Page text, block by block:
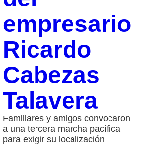
empresario
Ricardo
Cabezas
Talavera
Familiares y amigos convocaron
a una tercera marcha pacífica
para exigir su localización